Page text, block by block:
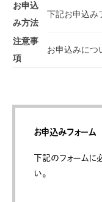
お申込
み方法
下記お申込み
注意事
項
お申込みにつ
お申込みフォーム
下記のフォームに
い。